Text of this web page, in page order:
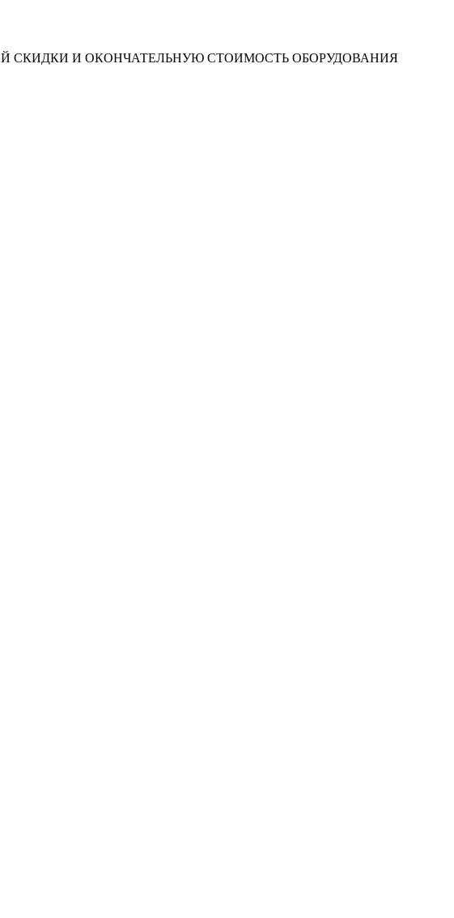
СКИДКИ И ОКОНЧАТЕЛЬНУЮ СТОИМОСТЬ ОБОРУДОВАНИЯ